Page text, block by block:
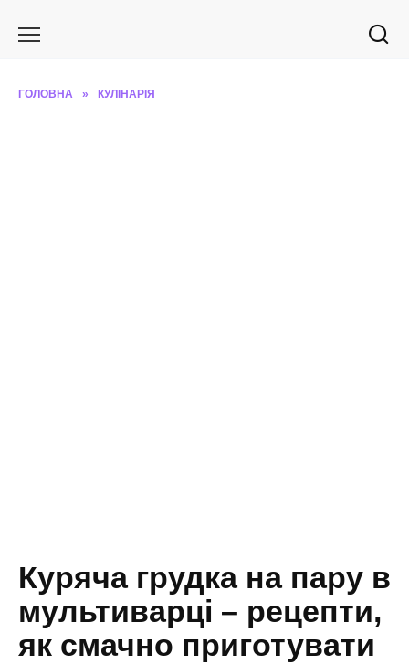
ГОЛОВНА » КУЛІНАРІЯ
Куряча грудка на пару в
мультиварці – рецепти,
як смачно приготувати